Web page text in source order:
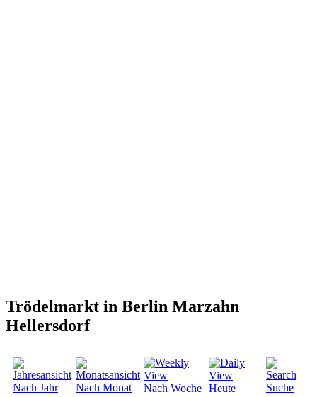
Trödelmarkt in Berlin Marzahn
Hellersdorf
Nach Jahr Nach Monat Nach Woche Heute Suche